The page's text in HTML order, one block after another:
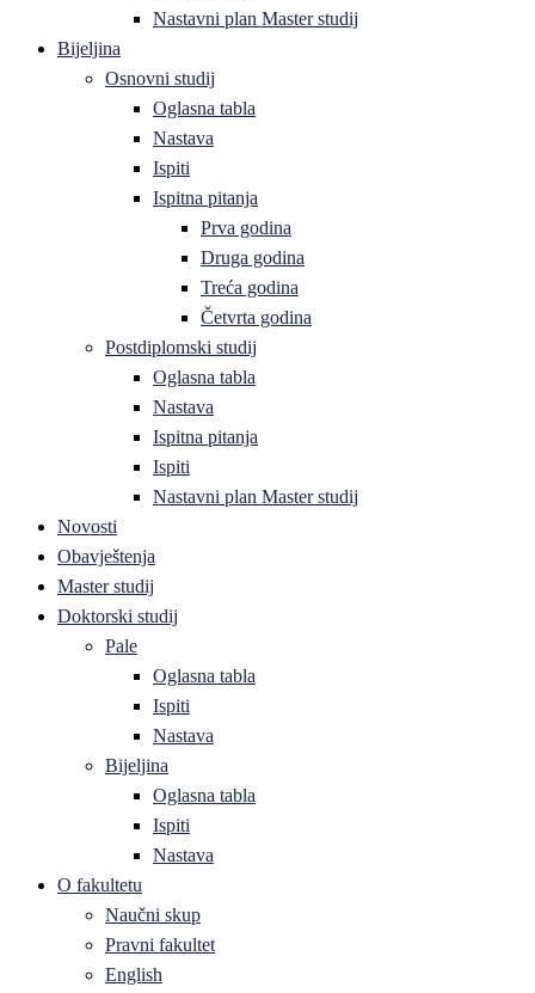
Nastavni plan Master studij
Bijeljina
Osnovni studij
Oglasna tabla
Nastava
Ispiti
Ispitna pitanja
Prva godina
Druga godina
Treća godina
Četvrta godina
Postdiplomski studij
Oglasna tabla
Nastava
Ispitna pitanja
Ispiti
Nastavni plan Master studij
Novosti
Obavještenja
Master studij
Doktorski studij
Pale
Oglasna tabla
Ispiti
Nastava
Bijeljina
Oglasna tabla
Ispiti
Nastava
O fakultetu
Naučni skup
Pravni fakultet
English